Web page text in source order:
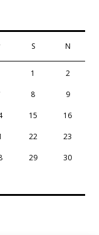
S N
1 2
8 9
15 16
22 23
29 30